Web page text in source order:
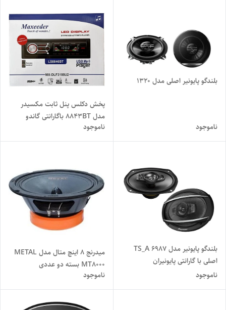
بلندگو پایونیر اصلی مدل 1320
ناموجود
پخش دکلس پنل ثابت مکسیدر
مدل 8843BT باگارانتی گاندو
سرویس
ناموجود
بلندگو پایونیر مدل 6987 TS_A
اصلی با گارانتی پایونیران
ناموجود
میدرنج 8 اینچ متال مدل METAL
MT8000 بسته دو عددی
ناموجود